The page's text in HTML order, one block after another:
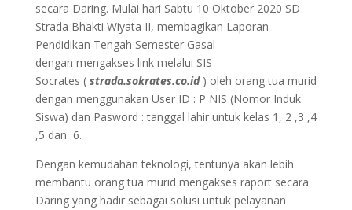
secara Daring. Mulai hari Sabtu 10 Oktober 2020 SD
Strada Bhakti Wiyata II, membagikan Laporan
Pendidikan Tengah Semester Gasal
dengan mengakses link melalui SIS
Socrates ( strada.sokrates.co.id) oleh orang tua murid
dengan menggunakan User ID : P NIS (Nomor Induk
Siswa) dan Pasword : tanggal lahir untuk kelas 1, 2 ,3 ,4
,5 dan 6.
Dengan kemudahan teknologi, tentunya akan lebih
membantu orang tua murid mengakses raport secara
Daring yang hadir sebagai solusi untuk pelayanan